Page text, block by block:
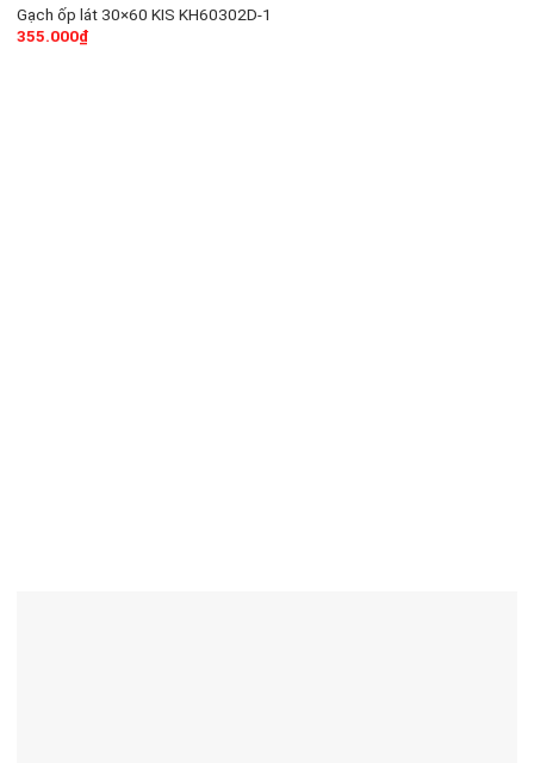
Gạch ốp lát 30×60 KIS KH60302D-1
355.000₫